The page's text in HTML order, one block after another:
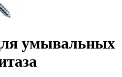
умывальных